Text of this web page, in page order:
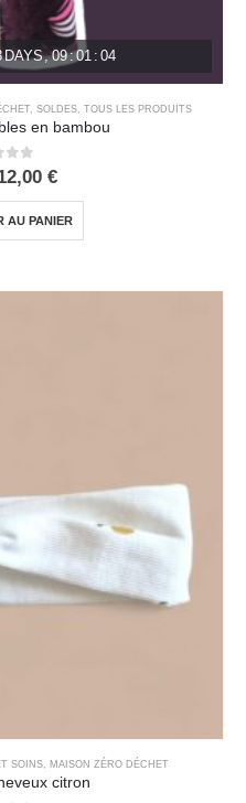
DAYS 09:01 : 04
, SOLDES, TOUS LES PRODUITS
en bambou
of 5€
AU PANIER
SOINS, MAISON ZÉRO DÉCHET
citron